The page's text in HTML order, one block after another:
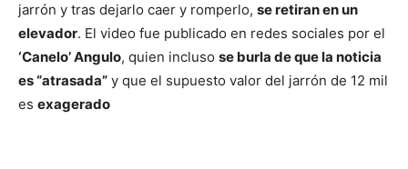
jarrón y tras dejarlo caer y romperlo, se retiran en un
elevador. El video fue publicado en redes sociales por el
‘Canelo’ Angulo, quien incluso se burla de que la noticia
es “atrasada” y que el supuesto valor del jarrón de 12 mil
es exagerado